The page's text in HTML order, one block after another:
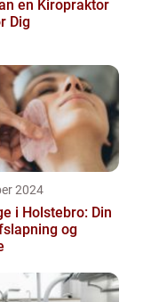
en Kiropraktor
Dig
2024
i Holstebro: Din
og